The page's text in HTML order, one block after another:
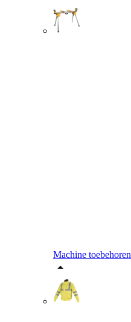
Machine toebehoren